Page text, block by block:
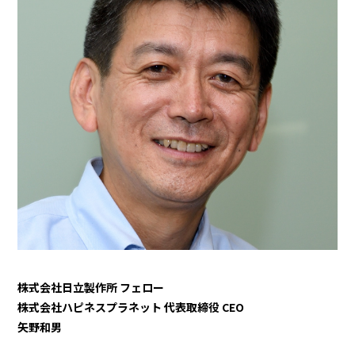
株式会社日立製作所 フェロー
株式会社ハピネスプラネット 代表取締役 CEO
矢野和男